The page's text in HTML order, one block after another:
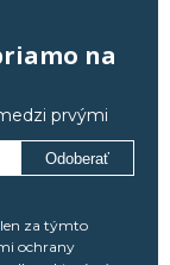
na
prvými
Odoberať
len za týmto
ochrany